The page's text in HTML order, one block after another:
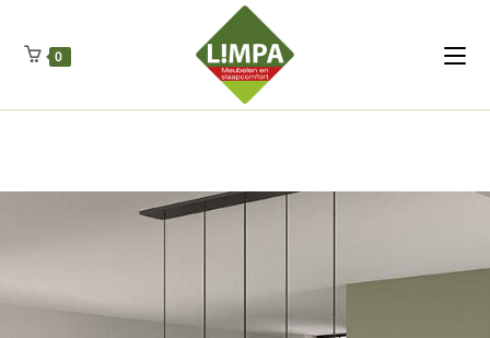
Regenschut
Drueckerpro
Fettsauren Dekemax Kapselmed
Luftkuhlen Zauberfan Netzfenste Insektensc
0